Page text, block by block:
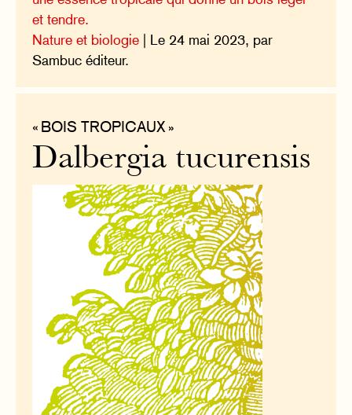
et tendre.
Nature et biologie | Le 24 mai 2023, par
Sambuc éditeur.
« BOIS TROPICAUX »
Dalbergia tucurensis